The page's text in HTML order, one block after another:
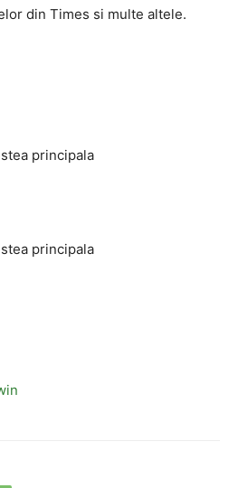
din Times si multe altele.
principala
principala